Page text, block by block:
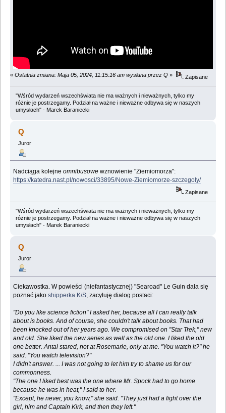
« Ostatnia zmiana: Maja 05, 2024, 11:15:16 am wysłana przez Q » Zapisane
"Wśród wydarzeń wszechświata nie ma ważnych i nieważnych, tylko my
różnie je postrzegamy. Podział na ważne i nieważne odbywa się w naszych
umysłach" - Marek Baraniecki
Q
Juror
Nadciąga kolejneomnibusowe wznowienie "Ziemiomorza":
https://katedra.nast.pl/nowosci/33895/Nowe-Ziemiomorze-szczegoly/
Zapisane
"Wśród wydarzeń wszechświata nie ma ważnych i nieważnych, tylko my
różnie je postrzegamy. Podział na ważne i nieważne odbywa się w naszych
umysłach" - Marek Baraniecki
Q
Juror
Ciekawostka. W powieści (niefantastycznej) "Searoad" Le Guin dała się
poznać jakoshipperka K/S, zacytuję dialog postaci:
"Do you like science fiction" I asked her, because all I can really talk
about is books. And of course, she couldn't talk about books. That had
been knocked out of her years ago. We compromised on "Star Trek," new
and old. She liked the new series as well as the old one. I liked the old
one better. Antal stared, not at Rosemarie, only at me. "You watch it?" he
said. "You watch television?"
I didn't answer. ... I was not going to let him try to shame us for our
commonness.
"The one I liked best was the one where Mr. Spock had to go home
because he was in heat," I said to her.
"Except, he never, you know," she said. "They just had a fight over the
girl, him and Captain Kirk, and then they left."